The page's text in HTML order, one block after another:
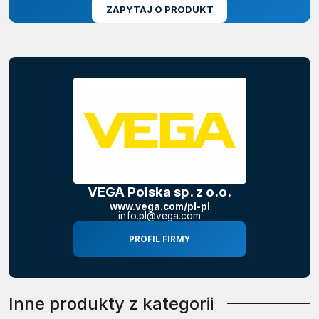
ZAPYTAJ O PRODUKT
VEGA Polska sp. z o.o.
www.vega.com/pl-pl
info.pl@vega.com
PROFIL FIRMY
Inne produkty z kategorii